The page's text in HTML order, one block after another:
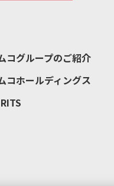
コグループのご紹介
コホールディングス